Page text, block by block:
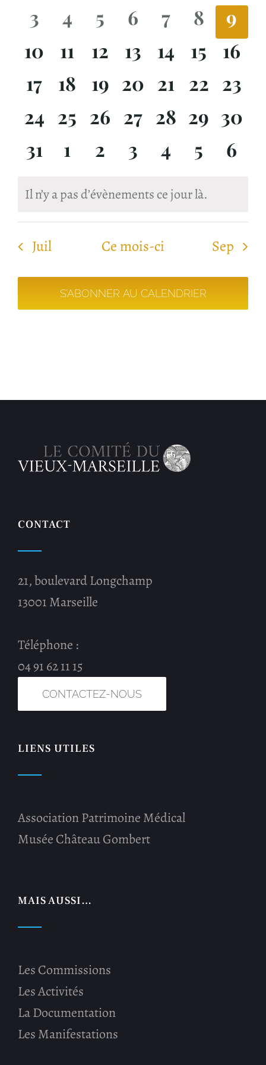
vues
évènements
évènements
évènements
évènements
évènements
0
3
0
4
0
5
0
évènements
6
0
évènements
7
0
8
0
9
0
évènements
10
0
évènements
11
0
12
0
13
0
14
0
15
0
16
0
évènements
17
0
évènements
18
0
évènements
19 0
évènements
20 0
évènements
21
0
22 0
23
0
24 0
25 0
26 0
évènements
27 0
évènements
28 0
29 0
30
0
31
0
1
0
2
0
3
0
4
0
5
0
6
Notice
Il n’y a pas d’évènements ce jour là.
Juil Ce mois-ci Sep
S’ABONNER AU CALENDRIER
CONTACT
21, boulevard Longchamp
13001 Marseille
Téléphone :
04 91 62 11 15
CONTACTEZ-NOUS
LIENS UTILES
Association Patrimoine Médical
Musée Château Gombert
MAIS AUSSI…
Les Commissions
Les Activités
La Documentation
Les Manifestations